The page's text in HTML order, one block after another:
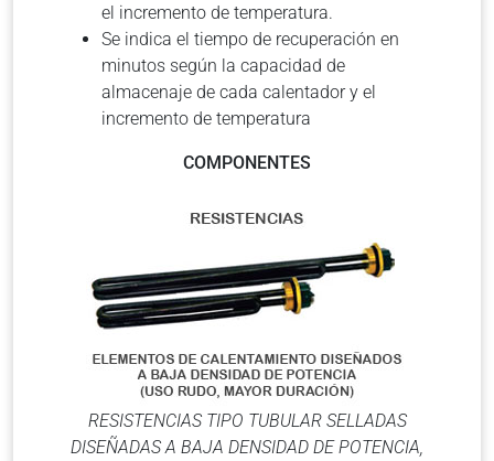
el incremento de temperatura.
Se indica el tiempo de recuperación en
minutos según la capacidad de
almacenaje de cada calentador y el
incremento de temperatura
COMPONENTES
RESISTENCIAS TIPO TUBULAR SELLADAS
DISEÑADAS A BAJA DENSIDAD DE POTENCIA,